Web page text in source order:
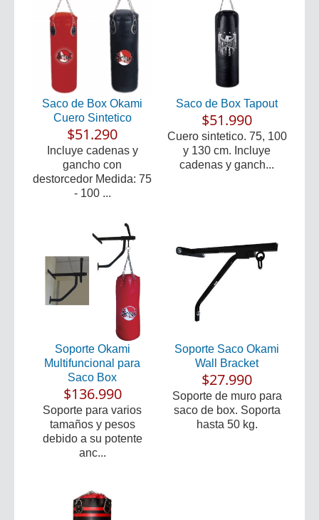
Saco de Box Okami
Cuero Sintetico
$51.290
Incluye cadenas y
gancho con
destorcedor Medida: 75
- 100 ...
Saco de Box Tapout
$51.990
Cuero sintetico. 75, 100
y 130 cm. Incluye
cadenas y ganch...
Soporte Okami
Multifuncional para
Saco Box
$136.990
Soporte para varios
tamaños y pesos
debido a su potente
anc...
Soporte Saco Okami
Wall Bracket
$27.990
Soporte de muro para
saco de box. Soporta
hasta 50 kg.